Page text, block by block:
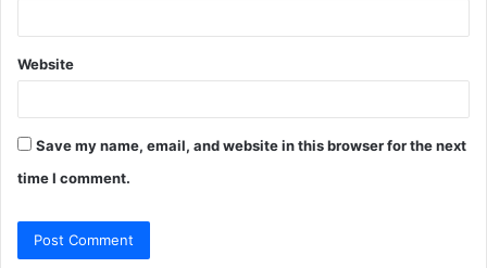
Website
Save my name, email, and website in this browser for the next
time I comment.